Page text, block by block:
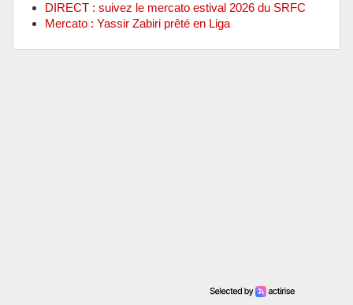
DIRECT : suivez le mercato estival 2026 du SRFC
Mercato : Yassir Zabiri prêté en Liga